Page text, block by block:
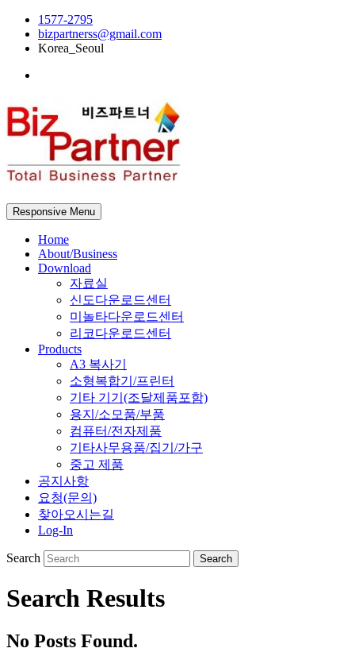
1577-2795
bizpartnerss@gmail.com
Korea_Seoul
Responsive Menu
Home
About/Business
Download
자료실
신도다운로드센터
미놀타다운로드센터
리코다운로드센터
Products
A3 복사기
소형복합기/프린터
기타 기기(조달제품포함)
용지/소모품/부품
컴퓨터/전자제품
기타사무용품/집기/가구
중고 제품
공지사항
요청(문의)
찾아오시는길
Log-In
Search
Search Results
No Posts Found.